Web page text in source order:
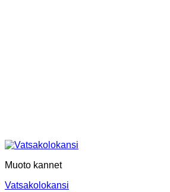
Muoto kannet
Vatsakolokansi